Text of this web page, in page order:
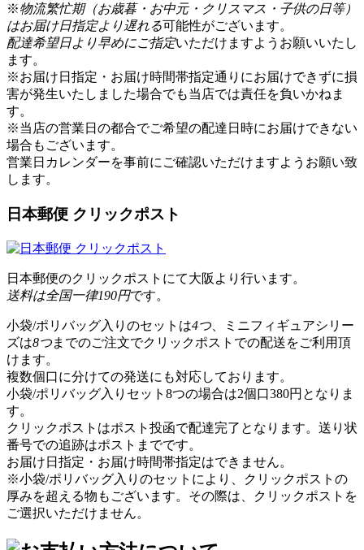
※物流繁忙期（お歳暮・お中元・クリスマス・子供の日等）
はお届け日指定より遅れる可能性がございます。
配達希望日より早めにご指定いただけますようお願いいたし
ます。
※お届け日指定・お届け時間帯指定通りにお届けできずに損
害が発生いたしました場合でも当店では責任を負いかねま
す。
※当店の営業日の都合でご希望の配達日時にお届けできない
場合もございます。
営業日カレンダーを事前にご確認いただけますようお願い致
します。
日本郵便 クリックポスト
日本郵便のクリックポストにて大阪より行います。
送料は全国一律190円です。
小袋/ポリバッグ入りのセットは4つ 、ミニフィギュアシリー
ズは8つまでのご注文でクリックポストでの配送をご利用頂
けます。
複数個口に分けての発送にも対応しております。
小袋/ポリバッグ入りセット8つの場合は2個口380円となりま
す。
クリックポストはポスト投函で配達完了となります。送り状
番号での追跡はポストまでです。
お届け日指定・お届け時間帯指定はできません。
※小袋/ポリバッグ入りのセットにより、クリックポストの
厚みを超える物もございます。その際は、クリックポストを
ご選択いただけません。